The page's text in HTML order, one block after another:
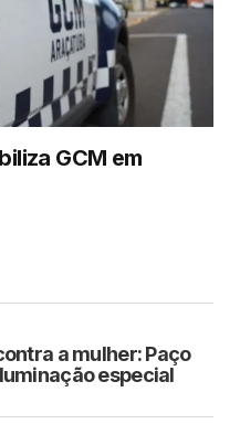
GCM em
a mulher: Paço
especial